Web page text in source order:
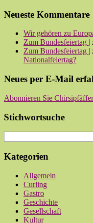
Neueste Kommentare
Wir gehören zu
Zum Bundesfeiertag |
Zum Bundesfeiertag |
Nationalfeiertag?
Neues per E-Mail
Abonnieren Sie
Stichwortsuche
Kategorien
Allgemein
Curling
Gastro
Geschichte
Gesellschaft
Kultur